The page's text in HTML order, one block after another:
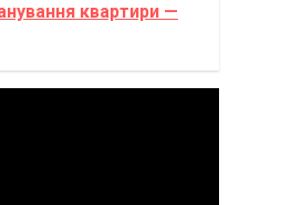
квартири —